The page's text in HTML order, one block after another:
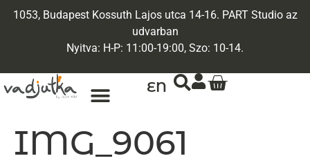
1053, Budapest Kossuth Lajos utca 14-16. PART Studio az
udvarban
Nyitva: H-P: 11:00-19:00, Szo: 10-14.
EN
IMG_9061